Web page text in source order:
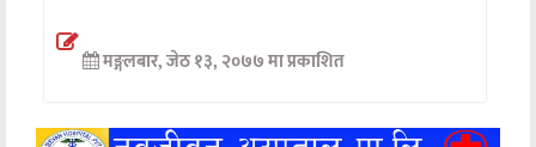
अन्तर्वार्ता
खेलकुद
मङ्गलबार, जेठ १३, २०७७ मा प्रकाशित